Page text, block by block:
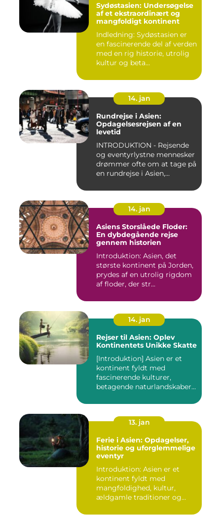
Sydøstasien: Undersøgelse
af et ekstraordinært og
mangfoldigt kontinent
Indledning: Sydøstasien er
en fascinerende del af verden
med en rig historie, utrolig
kultur og beta...
14. jan
Rundrejse i Asien:
Opdagelsesrejsen af en
levetid
INTRODUKTION - Rejsende
og eventyrlystne mennesker
drømmer ofte om at tage på
en rundrejse i Asien,...
14. jan
Asiens Storslåede Floder:
En dybdegående rejse
gennem historien
Introduktion: Asien, det
største kontinent på Jorden,
prydes af en utrolig rigdom
af floder, der str...
14. jan
Rejser til Asien: Oplev
Kontinentets Unikke Skatte
[Introduktion] Asien er et
kontinent fyldt med
fascinerende kulturer,
betagende naturlandskaber
13. jan
Ferie i Asien: Opdagelser,
historie og uforglemmelige
eventyr
Introduktion: Asien er et
kontinent fyldt med
mangfoldighed, kultur,
ældgamle traditioner og